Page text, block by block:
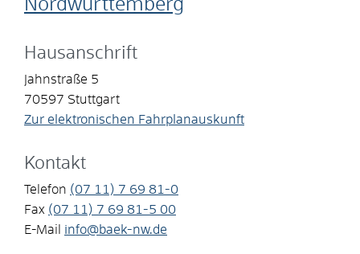
Nordwürttemberg
Hausanschrift
Jahnstraße 5
70597 Stuttgart
Zur elektronischen Fahrplanauskunft
Kontakt
Telefon (07 11) 7 69 81-0
Fax (07 11) 7 69 81-5 00
E-Mail
info@baek-nw.de